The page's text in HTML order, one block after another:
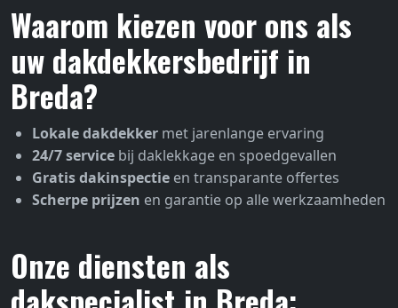
Waarom kiezen voor ons als
uw dakdekkersbedrijf in
Breda?
Lokale dakdekker met jarenlange ervaring
24/7 service bij daklekkage en spoedgevallen
Gratis dakinspectie en transparante offertes
Scherpe prijzen en garantie op alle werkzaamheden
Onze diensten als